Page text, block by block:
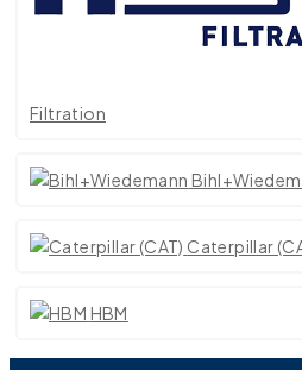
Filtration
Caterpillar
HBM